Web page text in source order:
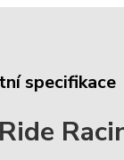
specifikace